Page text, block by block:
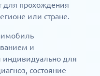
для прохождения
или стране.
и
индивидуально для
состояние